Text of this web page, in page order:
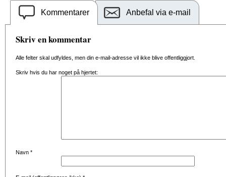
Kommentarer Anbefal via e-mail
Skriv en kommentar
Alle felter skal udfyldes, men din e-mail-adresse vil ikke blive offentliggjort.
Skriv hvis du har noget på hjertet:
Navn *